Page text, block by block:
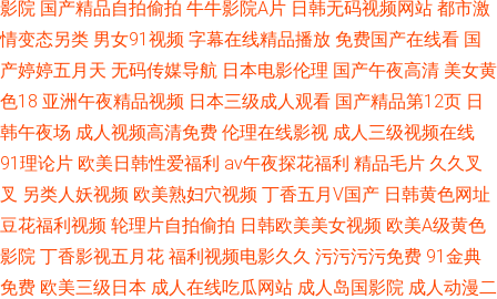
影院 国产精品自拍偷拍 牛牛影院A片 日韩无码视频网站 都市激
情变态另类 男女91视频 字幕在线精品播放 免费国产在线看 国
产婷婷五月天 无码传媒导航 日本电影伦理 国产午夜高清 美女黄
色18 亚洲午夜精品视频 日本三级成人观看 国产精品第12页 日
韩午夜场 成人视频高清免费 伦理在线影视 成人三级视频在线
91理论片 欧美日韩性爱福利 av午夜探花福利 精品毛片 久久叉
叉 另类人妖视频 欧美熟妇穴视频 丁香五月V国产 日韩黄色网址
豆花福利视频 轮理片自拍偷拍 日韩欧美美女视频 欧美A级黄色
影院 丁香影视五月花 福利视频电影久久 污污污污免费 91金典
免费 欧美三级日本 成人在线吃瓜网站 成人岛国影院 成人动漫二